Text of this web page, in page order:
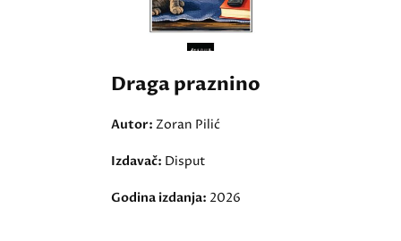
Draga praznino
Autor: Zoran Pilić
Izdavač: Disput
Godina izdanja: 2026